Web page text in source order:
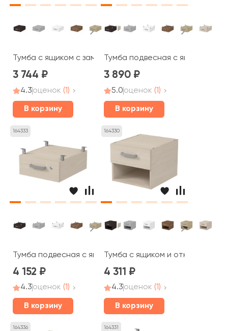
Тумба с ящиком с замком (386*446*162) 6ТПЗ.001 AVANCE
3 744
4.3оценок (1)
В корзину
Тумба подвесная с ящиком
3 890
5.0оценок (1)
В корзину
164333
Тумба подвесная с ящиком с замком (386*446*203)
4 152
4.3оценок (1)
В корзину
164330
Тумба с ящиком и открытой
4 311
4.3оценок (1)
В корзину
164336 164331